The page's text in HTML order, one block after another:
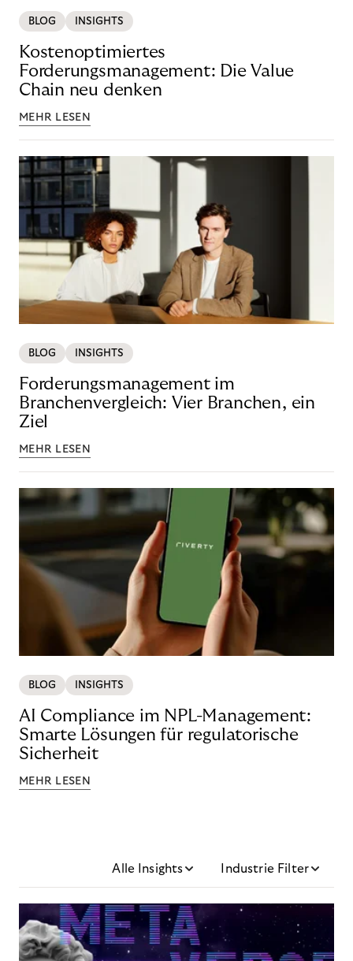
BLOG INSIGHTS
Kostenoptimiertes
Forderungsmanagement: Die Value
Chain neu denken
MEHR LESEN
BLOG INSIGHTS
Forderungsmanagement im
Branchenvergleich: Vier Branchen, ein
Ziel
MEHR LESEN
BLOG INSIGHTS
AI Compliance im NPL-Management:
Smarte Lösungen für regulatorische
Sicherheit
MEHR LESEN
Alle Insights Industrie Filter